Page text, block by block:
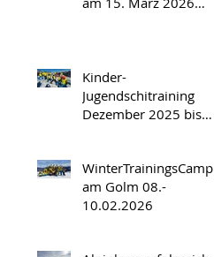
Kinder-
Jugendschitraining
Dezember 2025 bis
WinterTrainingsCamp
am Golm 08.-
10.02.2026